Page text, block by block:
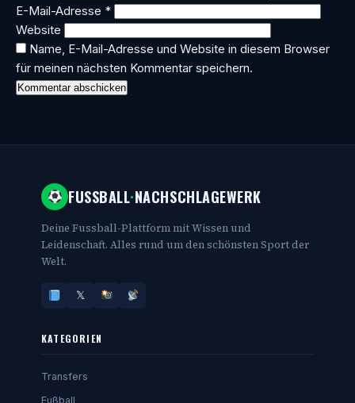
E-Mail-Adresse *
Website
Name, E-Mail-Adresse und Website in diesem Browser
für meinen nächsten Kommentar speichern.
FUSSBALL·NACHSCHLAGEWERK
Deine Fussball-Plattform mit Wissen und
Leidenschaft. Alles rund um den schönsten Sport der
Welt.
𝕏
KATEGORIEN
Transfers
Fußball